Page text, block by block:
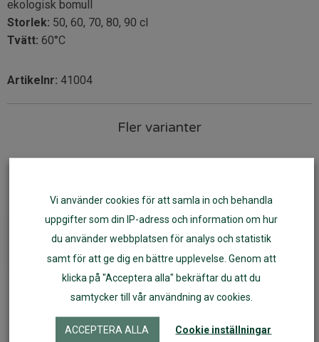
ekologisk bomull
Storlek: 50, 60, 70, 80, 90 cl
Tvätt: 60°C
Artikelnr: 41004
Fler varianter
Sweatshirt Coloured by
Nature ekobomull brun
Tröja med knappar Coloured
Vi använder cookies för att samla in och behandla
uppgifter som din IP-adress och information om hur
du använder webbplatsen för analys och statistik
samt för att ge dig en bättre upplevelse. Genom att
klicka på "Acceptera alla" bekräftar du att du
samtycker till vår användning av cookies.
ACCEPTERA ALLA Cookie inställningar